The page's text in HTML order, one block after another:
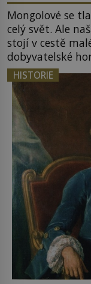
Mongolové se
celý svět. Ale
stojí v cestě
dobyvatelské
z asijských říší,
český král. Nebo
postupují podél
HISTORIE